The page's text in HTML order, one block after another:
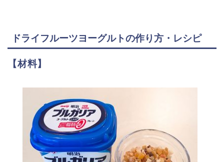
ドライフルーツヨーグルトの作り方・レシピ
【材料】